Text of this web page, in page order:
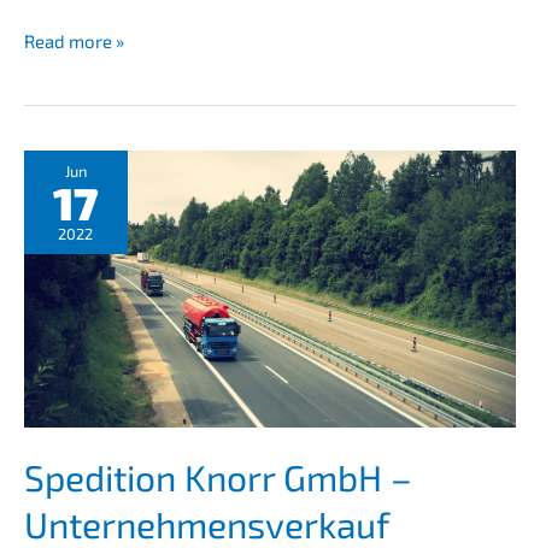
Unternehmens­
ten­
Beglei­
tung
bei
der
Nachfol­
ge­
pla­
nung
Read more »
Jun
17
2022
Spedi­ti­on Knorr GmbH –
Unternehmensverkauf